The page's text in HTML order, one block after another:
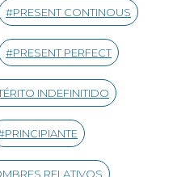
PRESENT CONTINOUS
PRESENT PERFECT
INDEFINITIDO
PRINCIPIANTE
RELATIVOS